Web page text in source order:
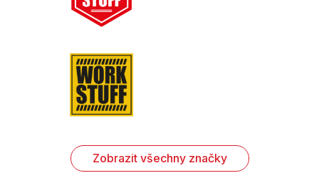
Zobrazit všechny značky